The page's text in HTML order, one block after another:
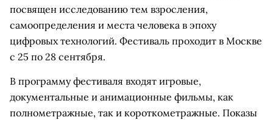
посвящен исследованию тем взросления,
самоопределения и места человека в эпоху
цифровых технологий. Фестиваль проходит в Москве
с 25 по 28 сентября.
В программу фестиваля входят игровые,
документальные и анимационные фильмы, как
полнометражные, так и короткометражные. Показы